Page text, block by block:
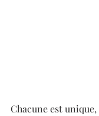
Chacune est